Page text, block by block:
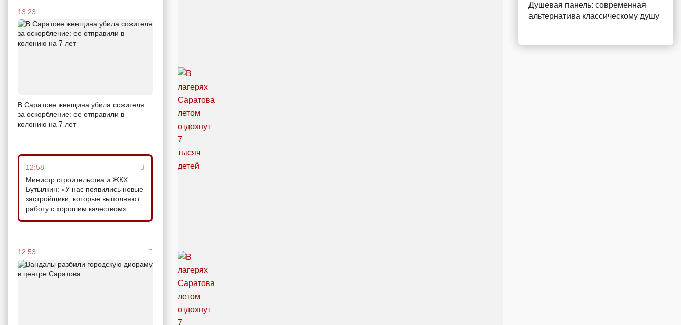
13:23
В Саратове женщина убила сожителя
за оскорбление: ее отправили в
колонию на 7 лет
12:58
Министр строительства и ЖКХ
Бутылкин: «У нас появились новые
застройщики, которые выполняют
работу с хорошим качеством»
12:53
Душевая панель: современная
альтернатива классическому душу